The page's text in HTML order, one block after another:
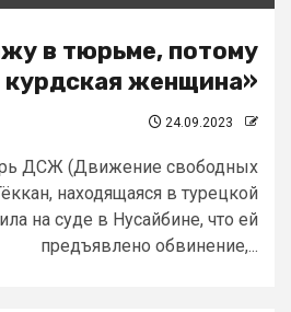
в тюрьме, потому
курдская женщина»
24.09.2023
ДСЖ (Движение свободных
находящаяся в турецкой
на суде в Нусайбине, что ей
предъявлено обвинение,...